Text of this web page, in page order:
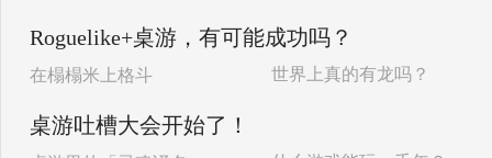
Roguelike+桌游，有可能成功吗？
在榻榻米上格斗 世界上真的有龙吗？
桌游吐槽大会开始了！